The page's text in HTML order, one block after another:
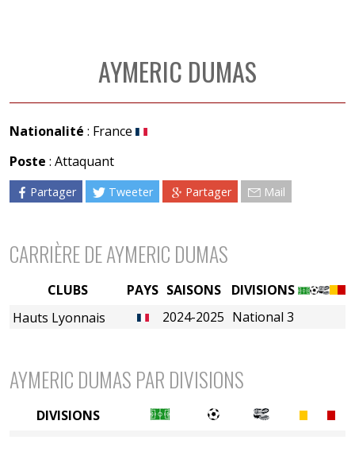
AYMERIC DUMAS
Nationalité : France
Poste : Attaquant
Partager Tweeter Partager Mail
CARRIÈRE DE AYMERIC DUMAS
PAYS SAISONS
DIVISIONS
2024-2025 National 3
CLUBS
Hauts Lyonnais
AYMERIC DUMAS PAR DIVISIONS
DIVISIONS